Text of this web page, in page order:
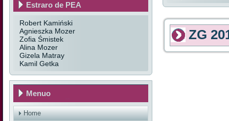
Estraro de PEA
Robert Kamiński
Agnieszka Mozer
Zofia Śmistek
Alina Mozer
Gizela Matray
Kamil Getka
Menuo
Home
ZG